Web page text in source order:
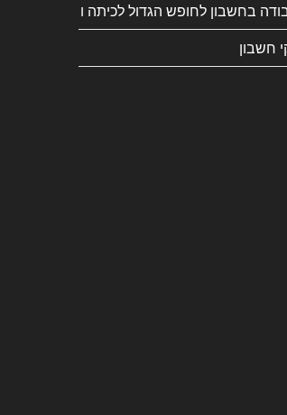
בחשבון לחופש הגדול לכיתה ו
חשבון